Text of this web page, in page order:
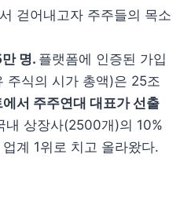
걷어내고자 주주들의 목소
명. 플랫폼에 인증된 가입
주식의 시가 총액)은 25조
에서 주주연대 대표가 선출
내 상장사(2500개)의 10%
계 1위로 치고 올라왔다.